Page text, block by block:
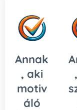
Annak
, aki
motiv
áló